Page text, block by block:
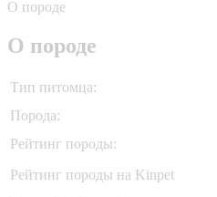
О породе
О породе
Тип питомца:
Порода:
Рейтинг породы:
Рейтинг породы на Kinpet